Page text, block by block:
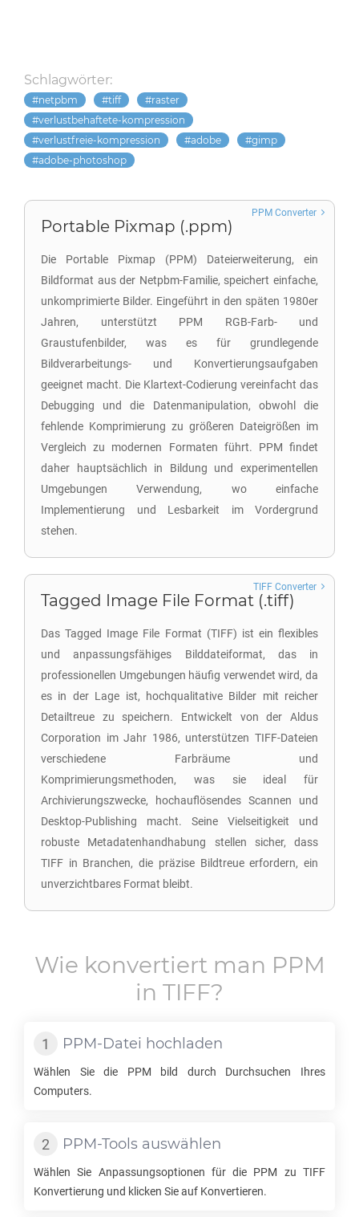
Schlagwörter:
netpbm tiff
raster
verlustbehaftete-kompression
verlustfreie-kompression
adobe
gimp
adobe-photoshop
Portable Pixmap (.ppm)
Die Portable Pixmap (PPM) Dateierweiterung, ein
Bildformat aus der Netpbm-Familie, speichert einfache,
unkomprimierte Bilder. Eingeführt in den späten 1980er
Jahren, unterstützt PPM RGB-Farb- und
Graustufenbilder, was es für grundlegende
Bildverarbeitungs- und Konvertierungsaufgaben
geeignet macht. Die Klartext-Codierung vereinfacht das
Debugging und die Datenmanipulation, obwohl die
fehlende Komprimierung zu größeren Dateigrößen im
Vergleich zu modernen Formaten führt. PPM findet
daher hauptsächlich in Bildung und experimentellen
Umgebungen Verwendung, wo einfache
Implementierung und Lesbarkeit im Vordergrund
stehen.
PPM Converter
Tagged Image File Format (.tiff)
Das Tagged Image File Format (TIFF) ist ein flexibles
und anpassungsfähiges Bilddateiformat, das in
professionellen Umgebungen häufig verwendet wird, da
es in der Lage ist, hochqualitative Bilder mit reicher
Detailtreue zu speichern. Entwickelt von der Aldus
Corporation im Jahr 1986, unterstützen TIFF-Dateien
verschiedene Farbräume und
Komprimierungsmethoden, was sie ideal für
Archivierungszwecke, hochauflösendes Scannen und
Desktop-Publishing macht. Seine Vielseitigkeit und
robuste Metadatenhandhabung stellen sicher, dass
TIFF in Branchen, die präzise Bildtreue erfordern, ein
unverzichtbares Format bleibt.
TIFF Converter
Wie konvertiert man PPM
in TIFF?
PPM-Datei hochladen
Wählen Sie die PPM bild durch Durchsuchen Ihres
Computers.
PPM-Tools auswählen
Wählen Sie Anpassungsoptionen für die PPM zuTIFF
Konvertierung und klicken Sie auf Konvertieren.